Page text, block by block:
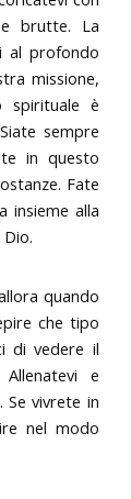
brutte. La
al profondo
missione,
spirituale è
sempre
in questo
Fate
insieme alla
quando
che tipo
di vedere il
e
Se vivrete in
nel modo